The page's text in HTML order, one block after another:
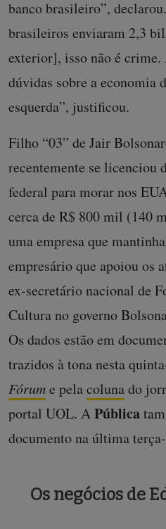
banco brasileiro”,
brasileiros enviaram 2,3
exterior], isso não é
dúvidas sobre a economia
esquerda”, justificou.
Filho “03” de Jair
recentemente se licenciou
federal para morar nos
cerca de R$ 800 mil (140
uma empresa que
empresário que apoiou os
ex-secretário nacional de
Cultura no governo
Os dados estão em
trazidos à tona nesta
Fórume pelacolunado
portal UOL. APública
documento na última
Os negócios de